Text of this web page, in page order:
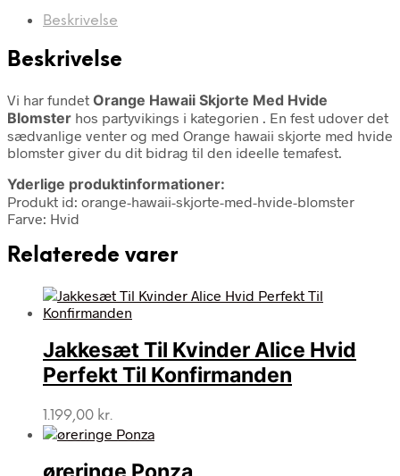
Beskrivelse
Beskrivelse
Vi har fundet Orange Hawaii Skjorte Med Hvide
Blomster hos partyvikings i kategorien . En fest udover det
sædvanlige venter og med Orange hawaii skjorte med hvide
blomster giver du dit bidrag til den ideelle temafest.
Yderlige produktinformationer:
Produkt id: orange-hawaii-skjorte-med-hvide-blomster
Farve: Hvid
Relaterede varer
Jakkesæt Til Kvinder Alice Hvid
Perfekt Til Konfirmanden
1.199,00 kr.